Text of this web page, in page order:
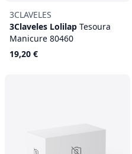
3CLAVELES
3Claveles Lolilap Tesoura
Manicure 80460
19,20 €